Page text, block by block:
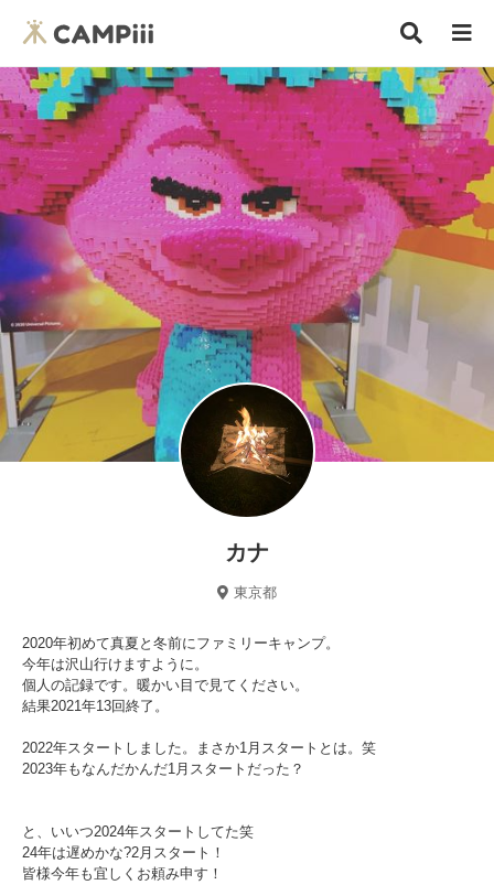
カナ
東京都
2020年初めて真夏と冬前にファミリーキャンプ。
今年は沢山行けますように。
個人の記録です。暖かい目で見てください。
結果2021年13回終了。
2022年スタートしました。まさか1月スタートとは。笑
2023年もなんだかんだ1月スタートだった？
と、いいつ2024年スタートしてた笑
24年は遅めかな?2月スタート！
皆様今年も宜しくお頼み申す！